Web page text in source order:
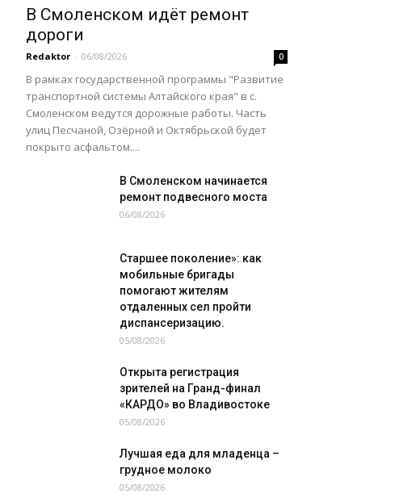
В Смоленском идёт ремонт
дороги
Redaktor - 06/08/2026 0
В рамках государственной программы "Развитие
транспортной системы Алтайского края" в с.
Смоленском ведутся дорожные работы. Часть
улиц Песчаной, Озёрной и Октябрьской будет
покрыто асфальтом....
В Смоленском начинается
ремонт подвесного моста
06/08/2026
Старшее поколение»: как
мобильные бригады
помогают жителям
отдаленных сел пройти
диспансеризацию.
05/08/2026
Открыта регистрация
зрителей на Гранд-финал
«КАРДО» во Владивостоке
05/08/2026
Лучшая еда для младенца –
грудное молоко
05/08/2026